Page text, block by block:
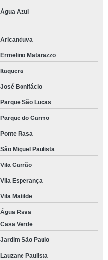
Água Azul
Aricanduva
Ermelino Matarazzo
Itaquera
José Bonifácio
Parque São Lucas
Parque do Carmo
Ponte Rasa
São Miguel Paulista
Vila Carrão
Vila Esperança
Vila Matilde
Água Rasa
Casa Verde
Jardim São Paulo
Lauzane Paulista